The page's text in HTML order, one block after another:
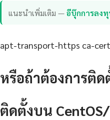
แนะนำเพิ่มเติม —อีบุ๊กการลง
apt-transport-https ca-
หรือถ้าต้องการติ
ติดตั้งบน